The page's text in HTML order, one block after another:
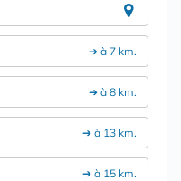
➔ à 7 km.
➔ à 8 km.
➔ à 13 km.
➔ à 15 km.